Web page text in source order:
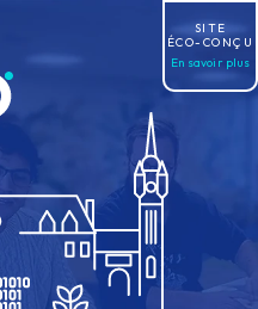
SITE
ÉCO-CONÇU
En savoir plus